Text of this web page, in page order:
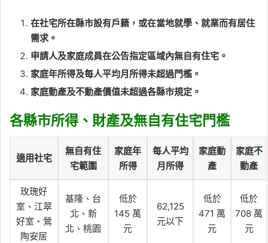
在社宅所在縣市設有戶籍，或在當地就學、就業而有居住
需求。
申請人及家庭成員在公告指定區域內無自有住宅。
家庭年所得及每人平均月所得未超過門檻。
家庭動產及不動產價值未超過各縣市規定。
各縣市所得、財產及無自有住宅門檻
適用社宅
無自有住
宅範圍
家庭年
所得
每人平均
月所得
家庭動
產
家庭不
動產
玫瑰好
室、江翠
好室、鶯
陶安居
基隆、台
北、新
北、桃園
低於
145 萬
元
62,125
元以下
低於
471 萬
元
低於
708 萬
元